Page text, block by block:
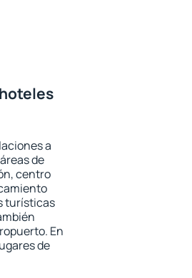
a
de
centro
turísticas
En
de